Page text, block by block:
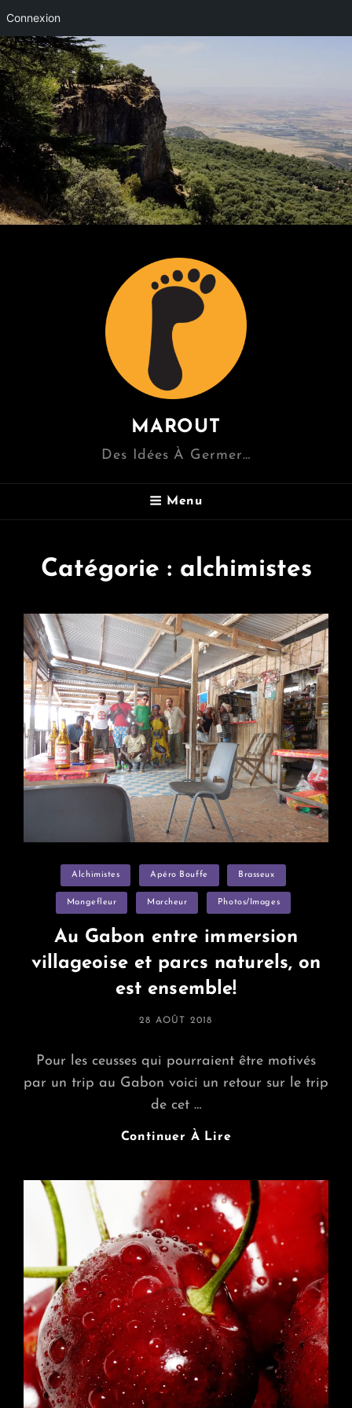
Connexion
MAROUT
Des Idées À Germer…
Menu
Catégorie : alchimistes
Categories
Alchimistes Apéro Bouffe Brasseux
Mangefleur Marcheur Photos/images
Au Gabon entre immersion
villageoise et parcs naturels, on
est ensemble!
POSTED
28 AOÛT 2018
Pour les ceusses qui pourraient être motivés
par un trip au Gabon voici un retour sur le trip
de cet …
Continuer À LireAu
Immersion
Villageoise
Et
Parcs
Naturels,
On
Est
Ensemble!